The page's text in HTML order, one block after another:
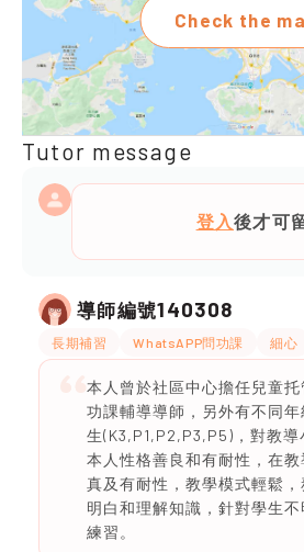
Check the
Tutor message
登入後才可
導師編號140308
長期補習 WhatsAPP問功課 細心
本人曾於社區中心擔任兒童
功課輔導導師，另外有不同
生(K3,P1,P2,P3,P5)，對教導
本人性格善良和有耐性，在
真及有耐性，教學模式輕鬆
明白和理解知識，針對學生
練習。